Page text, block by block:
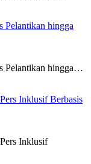
Pelantikan hingga
Pelantikan hingga…
Inklusif Berbasis
Inklusif